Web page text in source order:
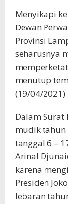
Menyikapi
Dewan
Provinsi
seharusnya
menutup
(19/04/2021)
Dalam Surat
mudik tahun
tanggal 6 –
Arinal
karena
Presiden
lebaran